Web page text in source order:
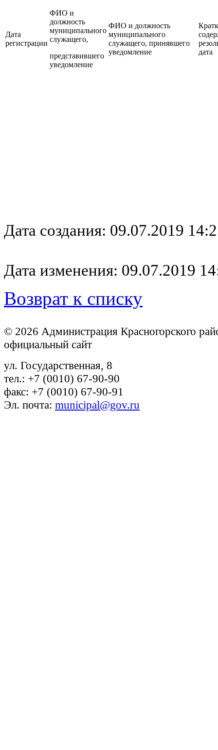
Дата
регистрации
ФИО и
должность
муниципального
служащего,
представившего
уведомление
ФИО и должность
муниципального
служащего, принявшего
уведомление
дата
Дата создания: 09.07.2019
Дата изменения: 09.07.2019
Возврат к списку
© 2026 Администрация Красногорского
официальный сайт
ул. Государственная, 8
тел.: +7 (0010) 67-90-90
факс: +7 (0010) 67-90-91
Эл. почта: municipal@gov.ru